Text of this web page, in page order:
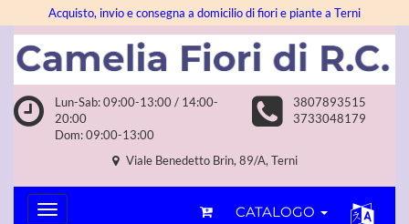
Acquisto, invio e consegna a domicilio di fiori e piante a Terni
Lun-Sab: 09:00-13:00 / 14:00-
20:00
Dom: 09:00-13:00
3807893515
3733048179
Viale Benedetto Brin, 89/A, Terni
CATALOGO